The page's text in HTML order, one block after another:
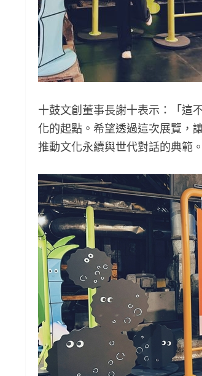
十鼓文創董事長謝十表示：「這
化的起點。希望透過這次展覽，
推動文化永續與世代對話的典範。